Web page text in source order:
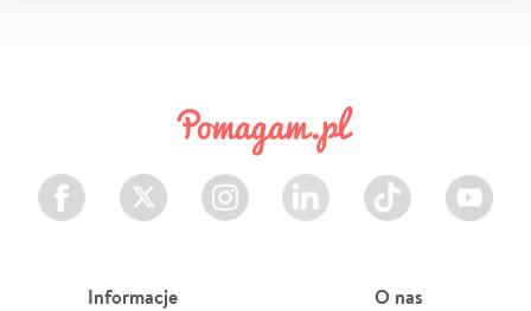
Facebook Twitter Instagram LinkedIn TikTok Youtube
Informacje O nas